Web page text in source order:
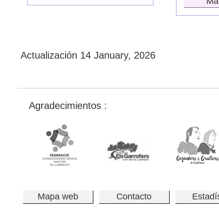
Actualización 14 January, 2026
Agradecimientos :
Mapa web Contacto